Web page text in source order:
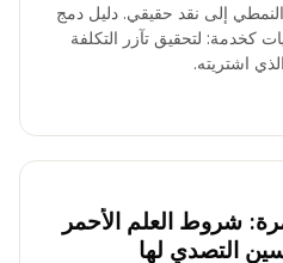
النمطي إلى نقد حقيقي. دليل دمج
كخدمة: لتحقيق تآزر التكلفة
اشتريته.
شروط العلم الأحمر
التصدي لها